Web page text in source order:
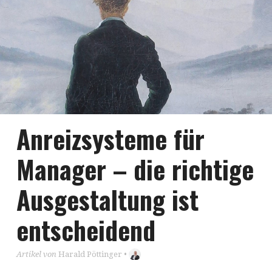
Anreizsysteme für
Manager – die richtige
Ausgestaltung ist
entscheidend
Artikel von Harald Pöttinger •